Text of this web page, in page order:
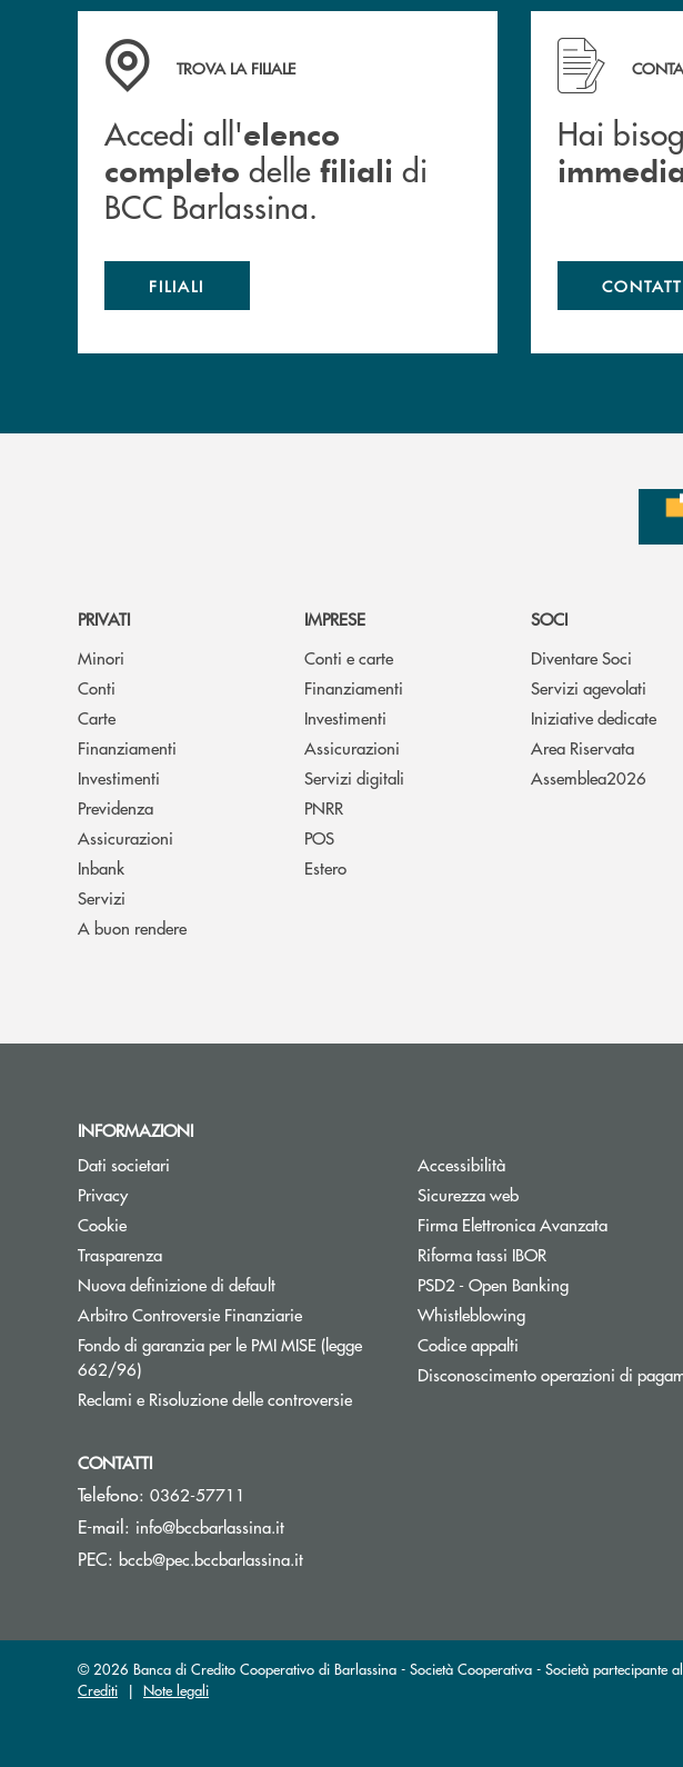
Accedi all' elenco completo delle filiali di BCC Barlassina.
TROVA LA FILIALE
Accedi all'elenco
completo delle filiali di
BCC Barlassina.
FILIALI
Hai bisogno di
Hai
PRIVATI
Minori
Conti
Carte
Finanziamenti
Investimenti
Previdenza
Assicurazioni
Inbank
Servizi
A buon rendere
IMPRESE
Conti e carte
Finanziamenti
Investimenti
Assicurazioni
Servizi digitali
PNRR
POS
Estero
SOCI
Diventare Soci
Servizi agevolati
Iniziative dedicate
Area Riservata
Assemblea2026
INFORMAZIONI
Dati societari
Privacy
Cookie
Trasparenza
Nuova definizione di default
Arbitro Controversie FinanziarieApre una nuova finestra
Fondo di garanzia per le PMI MISE (legge
662/96)Apre una nuova finestra
Reclami e Risoluzione delle controversieApre una nuova finestra
Accessibilità
Sicurezza web
Firma Elettronica Avanzata
Riforma tassi IBOR
PSD2 - Open Banking
Whistleblowing
Codice appalti
Disconoscimento operazioni di
CONTATTI
Telefono: 0362-57711
E-mail: info@bccbarlassina.it(si apre l’app di posta elettronica)
PEC: bccb@pec.bccbarlassina.it(si apre l’app di posta elettronica)
© 2026 Banca di Credito Cooperativo di Barlassina - Società Cooperativa - Società partecipante
Crediti | Note legali